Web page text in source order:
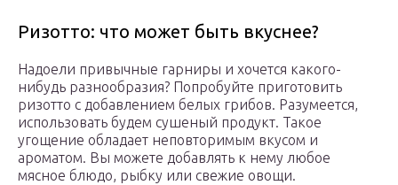
Ризотто: что может быть вкуснее?
Надоели привычные гарниры и хочется какого-
нибудь разнообразия? Попробуйте приготовить
ризотто с добавлением белых грибов. Разумеется,
использовать будем сушеный продукт. Такое
угощение обладает неповторимым вкусом и
ароматом. Вы можете добавлять к нему любое
мясное блюдо, рыбку или свежие овощи.